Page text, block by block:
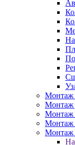
Монтаж
Монтаж
Монтаж
Монтаж
Монтаж